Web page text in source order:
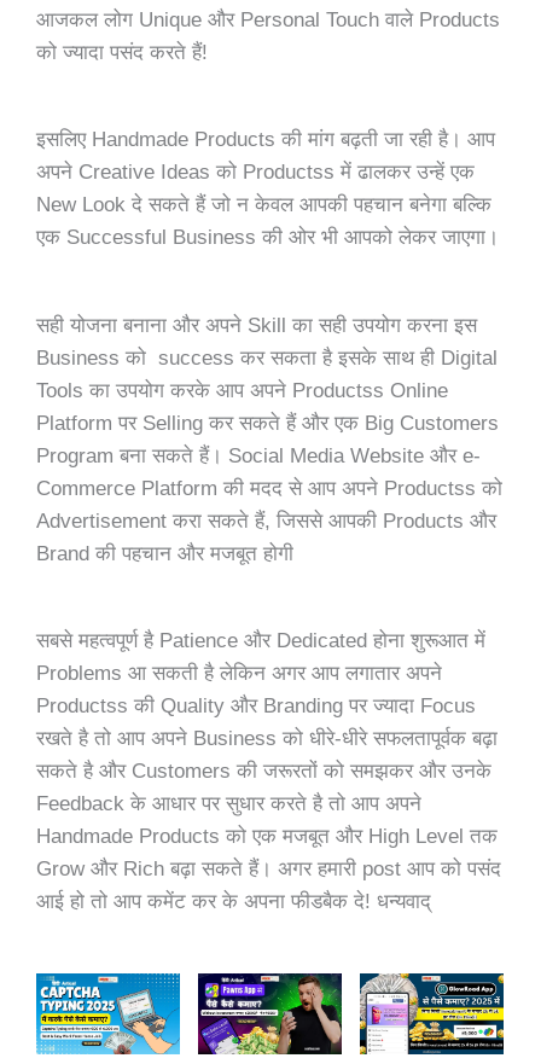
आजकल लोग Unique और Personal Touch वाले Products
को ज्यादा पसंद करते हैं!
इसलिए Handmade Products की मांग बढ़ती जा रही है। आप
अपने Creative Ideas को Productss में ढालकर उन्हें एक
New Look दे सकते हैं जो न केवल आपकी पहचान बनेगा बल्कि
एक Successful Business की ओर भी आपको लेकर जाएगा।
सही योजना बनाना और अपने Skill का सही उपयोग करना इस
Business को success कर सकता है इसके साथ ही Digital
Tools का उपयोग करके आप अपने Productss Online
Platform पर Selling कर सकते हैं और एक Big Customers
Program बना सकते हैं। Social Media Website और e-
Commerce Platform की मदद से आप अपने Productss को
Advertisement करा सकते हैं, जिससे आपकी Products और
Brand की पहचान और मजबूत होगी
सबसे महत्वपूर्ण है Patience और Dedicated होना शुरूआत में
Problems आ सकती है लेकिन अगर आप लगातार अपने
Productss की Quality और Branding पर ज्यादा Focus
रखते है तो आप अपने Business को धीरे-धीरे सफलतापूर्वक बढ़ा
सकते है और Customers की जरूरतों को समझकर और उनके
Feedback के आधार पर सुधार करते है तो आप अपने
Handmade Products को एक मजबूत और High Level तक
Grow और Rich बढ़ा सकते हैं। अगर हमारी post आप को पसंद
आई हो तो आप कमेंट कर के अपना फीडबैक दे! धन्यवाद्